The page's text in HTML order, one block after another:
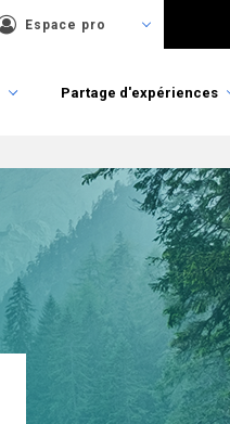
Espace pro
Partage d'expériences